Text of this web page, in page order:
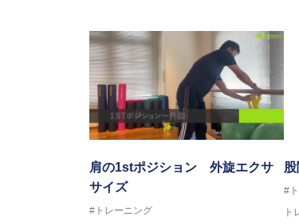
肩の1stポジション 外旋エクサ
サイズ
#トレーニング
#
ト